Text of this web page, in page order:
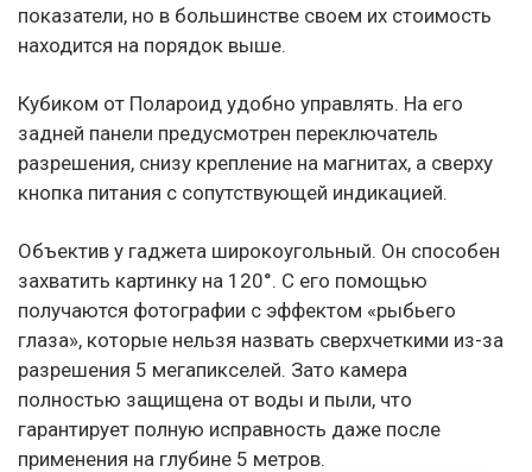
показатели, но в большинстве своем их стоимость
находится на порядок выше.
Кубиком от Полароид удобно управлять. На его
задней панели предусмотрен переключатель
разрешения, снизу крепление на магнитах, а сверху
кнопка питания с сопутствующей индикацией.
Объектив у гаджета широкоугольный. Он способен
захватить картинку на 120°. С его помощью
получаются фотографии с эффектом «рыбьего
глаза», которые нельзя назвать сверхчеткими из-за
разрешения 5 мегапикселей. Зато камера
полностью защищена от воды и пыли, что
гарантирует полную исправность даже после
применения на глубине 5 метров.